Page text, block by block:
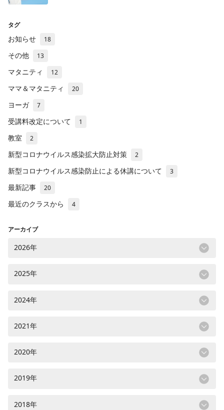
タグ
お知らせ 18
その他 13
マタニティ 12
ママ＆マタニティ 20
ヨーガ 7
受講料改定について 1
教室 2
新型コロナウイルス感染拡大防止対策 2
新型コロナウイルス感染防止による休講について 3
最新記事 20
最近のクラスから 4
アーカイブ
2026年
2025年
2024年
2021年
2020年
2019年
2018年